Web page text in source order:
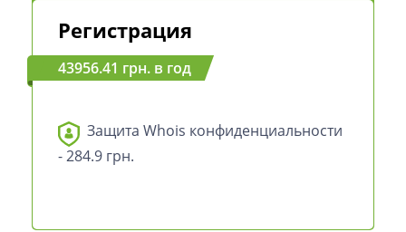
Регистрация
43956.41 грн. в год
Защита Whois конфиденциальности
- 284.9 грн.